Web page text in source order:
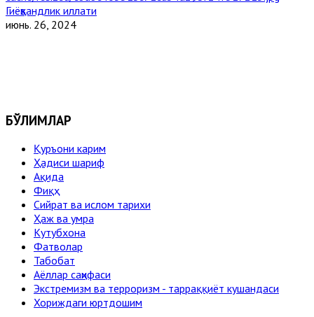
Гиёҳвандлик иллати
июнь. 26, 2024
БЎЛИМЛАР
Қуръони карим
Ҳадиси шариф
Ақида
Фиқҳ
Сийрат ва ислом тарихи
Ҳаж ва умра
Кутубхона
Фатволар
Табобат
Аёллар саҳифаси
Экстремизм ва терроризм - тарраққиёт кушандаси
Хориждаги юртдошим